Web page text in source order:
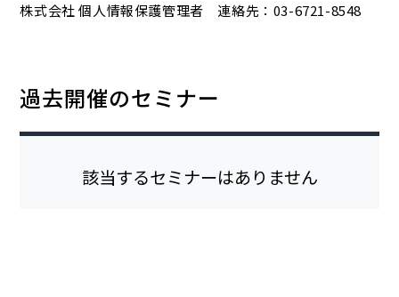
株式会社 個人情報保護管理者 連絡先：03-6721-8548
過去開催のセミナー
該当するセミナーはありません